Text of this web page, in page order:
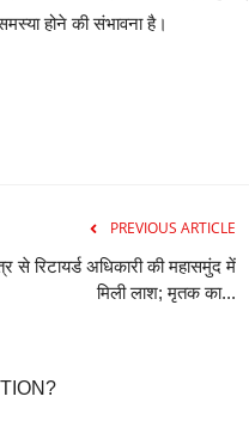
होने की संभावना है।
PREVIOUS ARTICLE
से रिटायर्ड अधिकारी की महासमुंद में
मिली लाश; मृतक का...
के अतिरिक्त आयुक्त पर